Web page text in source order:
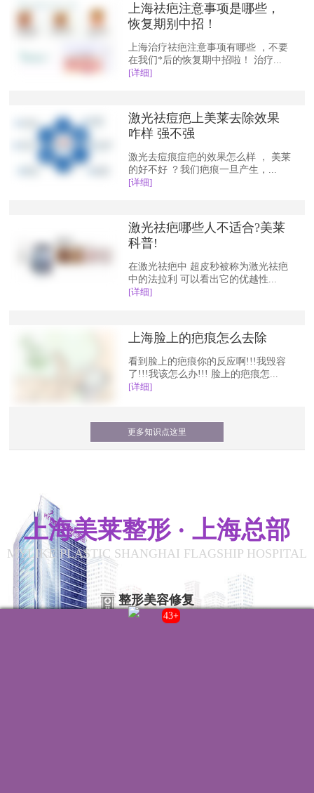
上海祛疤注意事项是哪些，
恢复期别中招！
上海治疗祛疤注意事项有哪些 ，不要
在我们*后的恢复期中招啦！ 治疗...
[详细]
激光祛痘疤上美莱去除效果
咋样 强不强
激光去痘痕痘疤的效果怎么样 ， 美莱
的好不好 ？我们疤痕一旦产生，...
[详细]
激光祛疤哪些人不适合?美莱
科普!
在激光祛疤中 超皮秒被称为激光祛疤
中的法拉利 可以看出它的优越性...
[详细]
上海脸上的疤痕怎么去除
看到脸上的疤痕你的反应啊!!!我毁容
了!!!我该怎么办!!! 脸上的疤痕怎...
[详细]
更多知识点这里
上海美莱整形 · 上海总部
MYLIKE PLASTIC SHANGHAI FLAGSHIP HOSPITAL
整形美容修复
46+